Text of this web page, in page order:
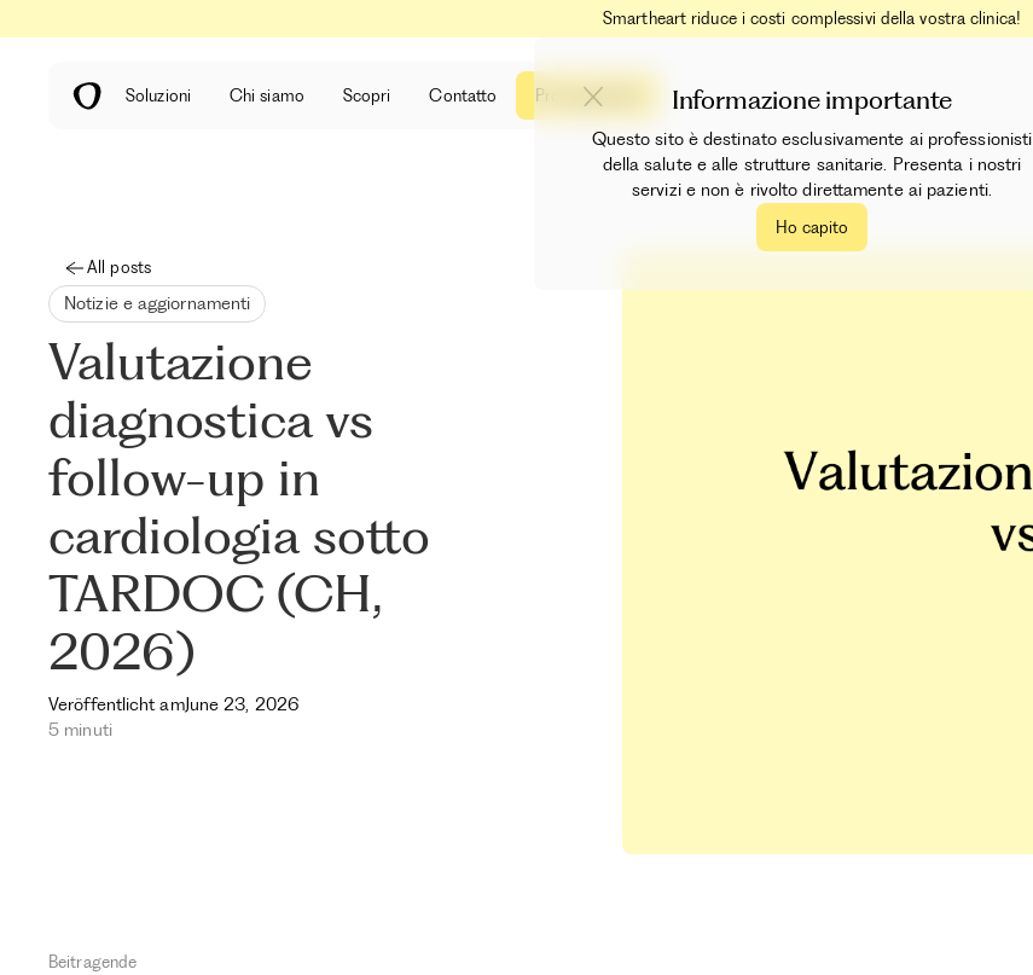
Smartheart riduce i costi complessivi della vostra clinica!
Soluzioni Chi siamo Scopri Contatto Prova gratuita Informazione importante
Questo sito è destinato esclusivamente ai professionisti
della salute e alle strutture sanitarie. Presenta i nostri
servizi e non è rivolto direttamente ai pazienti.
Ho capito
All posts
Notizie e aggiornamenti
Valutazione
diagnostica vs
follow-up in
cardiologia sotto
TARDOC (CH,
2026)
Veröffentlicht amJune 23, 2026
5 minuti
Beitragende